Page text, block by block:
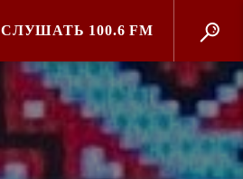
СЛУШАТЬ 100.6 FM